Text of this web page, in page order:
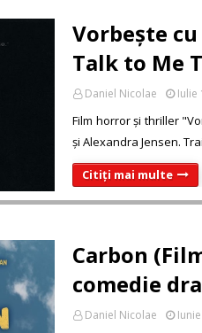
Vorbește
Talk to Me
Daniel Nicolae Iulie
Film horror și thriller
și Alexandra Jensen.
Citiți mai multe
Carbon
comedie
Daniel Nicolae